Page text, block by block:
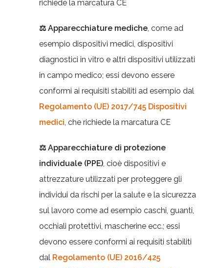
richiede la marcatura CE
⚖ Apparecchiature mediche, come ad
esempio dispositivi medici, dispositivi
diagnostici in vitro e altri dispositivi utilizzati
in campo medico; essi devono essere
conformi ai requisiti stabiliti ad esempio dal
Regolamento (UE) 2017/745 Dispositivi
medici, che richiede la marcatura CE
⚖ Apparecchiature di protezione
individuale (PPE), cioè dispositivi e
attrezzature utilizzati per proteggere gli
individui da rischi per la salute e la sicurezza
sul lavoro come ad esempio caschi, guanti,
occhiali protettivi, mascherine ecc.; essi
devono essere conformi ai requisiti stabiliti
dal Regolamento (UE) 2016/425